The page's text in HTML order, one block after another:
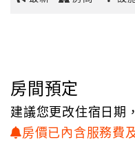
地
圖
顧
房間預定
建議您更改住宿日期
房價已內含服務費